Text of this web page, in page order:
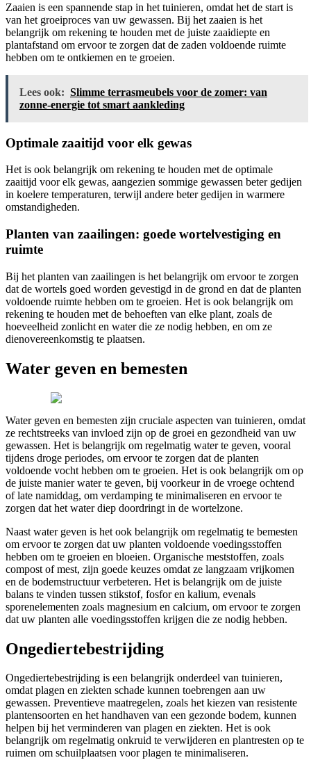
Zaaien is een spannende stap in het tuinieren, omdat het de start is
van het groeiproces van uw gewassen. Bij het zaaien is het
belangrijk om rekening te houden met de juiste zaaidiepte en
plantafstand om ervoor te zorgen dat de zaden voldoende ruimte
hebben om te ontkiemen en te groeien.
Lees ook: Slimme terrasmeubels voor de zomer: van
zonne-energie tot smart aankleding
Optimale zaaitijd voor elk gewas
Het is ook belangrijk om rekening te houden met de optimale
zaaitijd voor elk gewas, aangezien sommige gewassen beter gedijen
in koelere temperaturen, terwijl andere beter gedijen in warmere
omstandigheden.
Planten van zaailingen: goede wortelvestiging en
ruimte
Bij het planten van zaailingen is het belangrijk om ervoor te zorgen
dat de wortels goed worden gevestigd in de grond en dat de planten
voldoende ruimte hebben om te groeien. Het is ook belangrijk om
rekening te houden met de behoeften van elke plant, zoals de
hoeveelheid zonlicht en water die ze nodig hebben, en om ze
dienovereenkomstig te plaatsen.
Water geven en bemesten
Water geven en bemesten zijn cruciale aspecten van tuinieren, omdat
ze rechtstreeks van invloed zijn op de groei en gezondheid van uw
gewassen. Het is belangrijk om regelmatig water te geven, vooral
tijdens droge periodes, om ervoor te zorgen dat de planten
voldoende vocht hebben om te groeien. Het is ook belangrijk om op
de juiste manier water te geven, bij voorkeur in de vroege ochtend
of late namiddag, om verdamping te minimaliseren en ervoor te
zorgen dat het water diep doordringt in de wortelzone.
Naast water geven is het ook belangrijk om regelmatig te bemesten
om ervoor te zorgen dat uw planten voldoende voedingsstoffen
hebben om te groeien en bloeien. Organische meststoffen, zoals
compost of mest, zijn goede keuzes omdat ze langzaam vrijkomen
en de bodemstructuur verbeteren. Het is belangrijk om de juiste
balans te vinden tussen stikstof, fosfor en kalium, evenals
sporenelementen zoals magnesium en calcium, om ervoor te zorgen
dat uw planten alle voedingsstoffen krijgen die ze nodig hebben.
Ongediertebestrijding
Ongediertebestrijding is een belangrijk onderdeel van tuinieren,
omdat plagen en ziekten schade kunnen toebrengen aan uw
gewassen. Preventieve maatregelen, zoals het kiezen van resistente
plantensoorten en het handhaven van een gezonde bodem, kunnen
helpen bij het verminderen van plagen en ziekten. Het is ook
belangrijk om regelmatig onkruid te verwijderen en plantresten op te
ruimen om schuilplaatsen voor plagen te minimaliseren.